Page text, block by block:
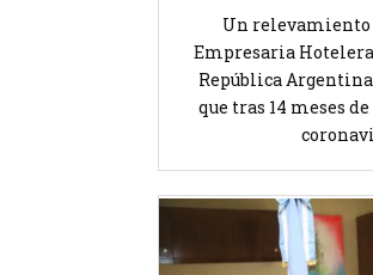
Un relevamiento
Empresaria
República
que tras 14 meses